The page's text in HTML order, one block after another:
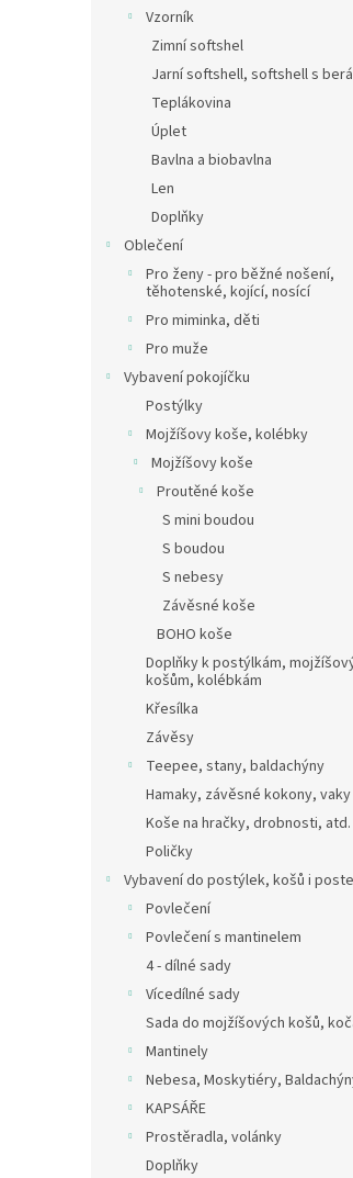
Vzorník
Zimní softshel
Jarní softshell, softshell s
Teplákovina
Úplet
Bavlna a biobavlna
Len
Doplňky
Oblečení
Pro ženy - pro běžné nošení,
těhotenské, kojící, nosící
Pro miminka, děti
Pro muže
Vybavení pokojíčku
Postýlky
Mojžíšovy koše, kolébky
Mojžíšovy koše
Proutěné koše
S mini boudou
S boudou
S nebesy
Závěsné koše
BOHO koše
Doplňky k postýlkám,
košům, kolébkám
Křesílka
Závěsy
Teepee, stany, baldachýny
Hamaky, závěsné kokony, vaky
Koše na hračky, drobnosti, atd.
Poličky
Vybavení do postýlek, košů i
Povlečení
Povlečení s mantinelem
4 - dílné sady
Vícedílné sady
Sada do mojžíšových košů,
Mantinely
Nebesa, Moskytiéry,
KAPSÁŘE
Prostěradla, volánky
Doplňky